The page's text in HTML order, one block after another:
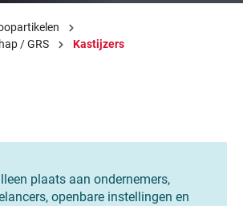
/ GRS
Kastijzers
plaats aan ondernemers,
openbare instellingen en